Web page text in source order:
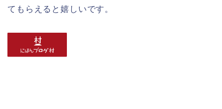
てもらえると嬉しいです。